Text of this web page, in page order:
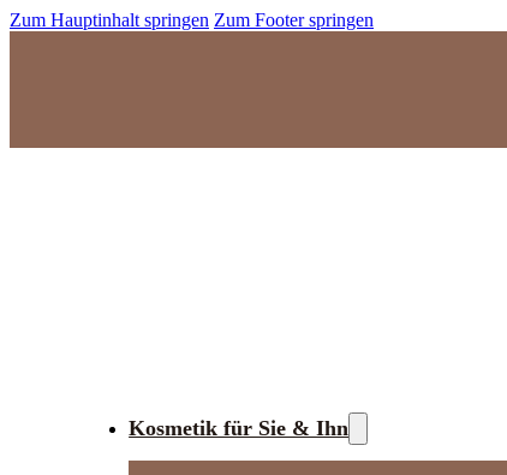
Zum Hauptinhalt springen Zum Footer springen
Kosmetik für Sie & Ihn